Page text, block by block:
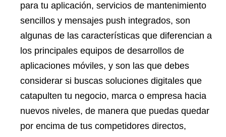
para tu aplicación, servicios de mantenimiento
sencillos y mensajes push integrados, son
algunas de las características que diferencian a
los principales equipos de desarrollos de
aplicaciones móviles, y son las que debes
considerar si buscas soluciones digitales que
catapulten tu negocio, marca o empresa hacia
nuevos niveles, de manera que puedas quedar
por encima de tus competidores directos,